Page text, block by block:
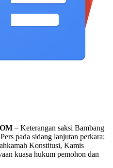
– Keterangan saksi Bambang
pada sidang lanjutan perkara:
Konstitusi, Kamis
kuasa hukum pemohon dan